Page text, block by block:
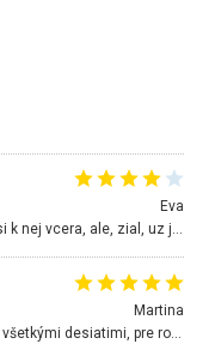
Eva
Hojdacka v Krpelanoch uz nie je, vysli sme si k nej vcera, ale, zial, uz je znicena. Ak sem planujete cestu len kvoli hojdacke, mozete si ju usetrit. Krasny vyhlad je tu vsak aj bez hojdacky :-)
Martina
Nádherné miesto ktoré odporúčam navštíviť všetkými desiatimi, pre rodiny s deťmi, dôchodcom... Proste a jednoducho ozaj rozprávkový les.. určite ešte prídeme. Odniesli sme si na pamiatku krásne tričká,